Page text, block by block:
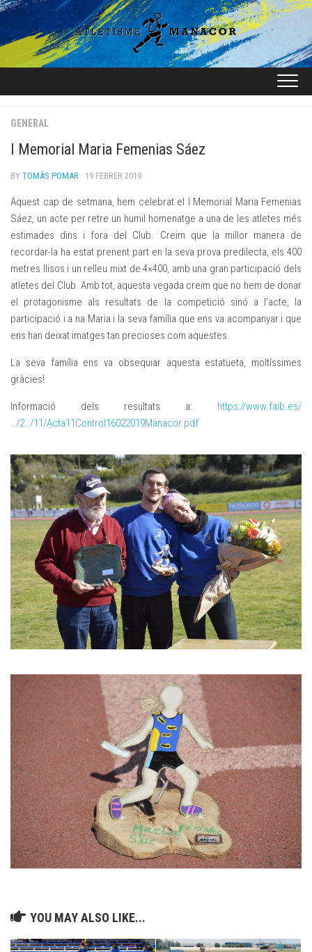
Skip
to
content
GENERAL
I Memorial Maria Femenias Sáez
BY TOMÀS POMAR · 19 FEBRER 2019
Aquest cap de setmana, hem celebrat el I Memorial Maria Femenias
Sáez, un acte per retre un humil homenatge a una de les atletes més
estimades dins i fora del Club. Creim que la millor manera de
recordar-la ha estat prenent part en la seva prova predilecta, els 400
metres llisos i un relleu mixt de 4×400, amb una gran participació dels
atletes del Club. Amb tot, aquesta vegada creim que no hem de donar
el protagonisme als resultats de la competició sinó a l’acte, la
participació i a na Maria i la seva família que ens va acompanyar i que
ens han deixat imatges tan precioses com aquestes.
La seva família ens va obsequiar aquesta estatueta, moltíssimes
gràcies!
Informació dels resultats a: https://www.faib.es/
…/2…/11/Acta11Control16022019Manacor.pdf
YOU MAY ALSO LIKE...